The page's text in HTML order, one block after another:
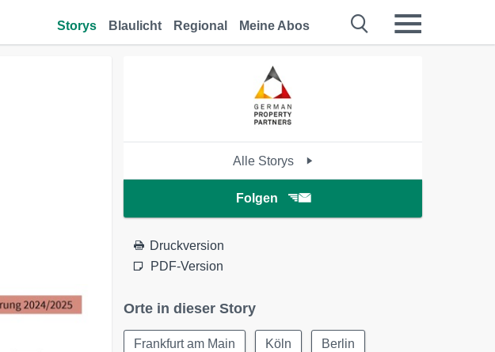
Storys Blaulicht Regional Meine Abos
Alle Storys
Folgen
Druckversion
PDF-Version
Orte in dieser Story
Frankfurt am Main Köln Berlin